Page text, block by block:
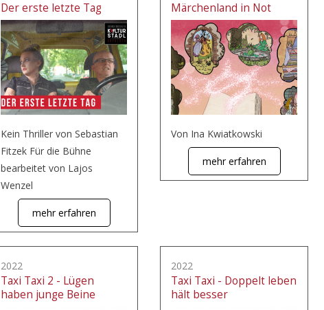
Der erste letzte Tag
Kein Thriller von Sebastian
Fitzek Für die Bühne
bearbeitet von Lajos
Wenzel
mehr erfahren
Märchenland in Not
Von Ina Kwiatkowski
mehr erfahren
2022
Taxi Taxi 2 - Lügen
haben junge Beine
2022
Taxi Taxi - Doppelt leben
hält besser